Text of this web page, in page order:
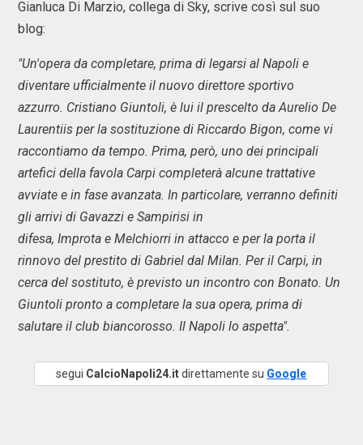
Gianluca Di Marzio, collega di Sky, scrive così sul suo
blog:
"Un'opera da completare, prima di legarsi al Napoli e
diventare ufficialmente il nuovo direttore sportivo
azzurro. Cristiano Giuntoli, è lui il prescelto da Aurelio De
Laurentiis per la sostituzione di Riccardo Bigon, come vi
raccontiamo da tempo. Prima, però, uno dei principali
artefici della favola Carpi completerà alcune trattative
avviate e in fase avanzata. In particolare, verranno definiti
gli arrivi di Gavazzi e Sampirisi in
difesa, Improta e Melchiorri in attacco e per la porta il
rinnovo del prestito di Gabriel dal Milan. Per il Carpi, in
cerca del sostituto, è previsto un incontro con Bonato. Un
Giuntoli pronto a completare la sua opera, prima di
salutare il club biancorosso. Il Napoli lo aspetta".
segui CalcioNapoli24.itdirettamente su Google